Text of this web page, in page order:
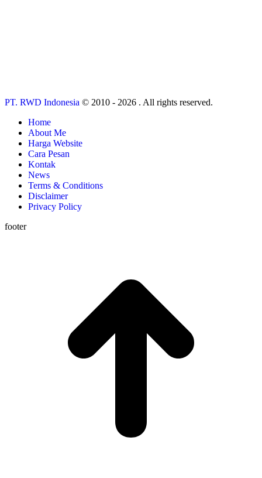
PT. RWD Indonesia © 2010 - 2026 . All rights reserved.
Home
About Me
Harga Website
Cara Pesan
Kontak
News
Terms & Conditions
Disclaimer
Privacy Policy
footer